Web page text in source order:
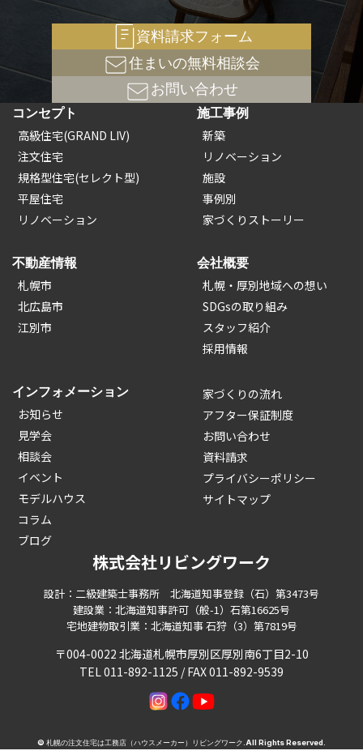
資料請求フォーム
住まいの無料相談会
お問い合わせ
コンセプト
高級住宅(GRAND LIV)
注文住宅
規格型住宅(セレクト型)
平屋住宅
リノベーション
施工事例
新築
リノベーション
施設
事例別
家づくりストーリー
不動産情報
札幌市
北広島市
江別市
会社概要
札幌・厚別地域への想い
SDGsの取り組み
スタッフ紹介
採用情報
インフォメーション
お知らせ
見学会
相談会
イベント
モデルハウス
コラム
ブログ
家づくりの流れ
アフター保証制度
お問い合わせ
資料請求
プライバシーポリシー
サイトマップ
株式会社リビングワーク
設計：二級建築士事務所 北海道知事登録（石）第3473号
建設業：北海道知事許可（般-1）石第16625号
宅地建物取引業：北海道知事 石狩（3）第7819号
〒004-0022 北海道札幌市厚別区厚別南6丁目2-10
TEL 011-892-1125 / FAX 011-892-9539
© 札幌の注文住宅は工務店（ハウスメーカー）リビングワーク .All Rights Reserved.